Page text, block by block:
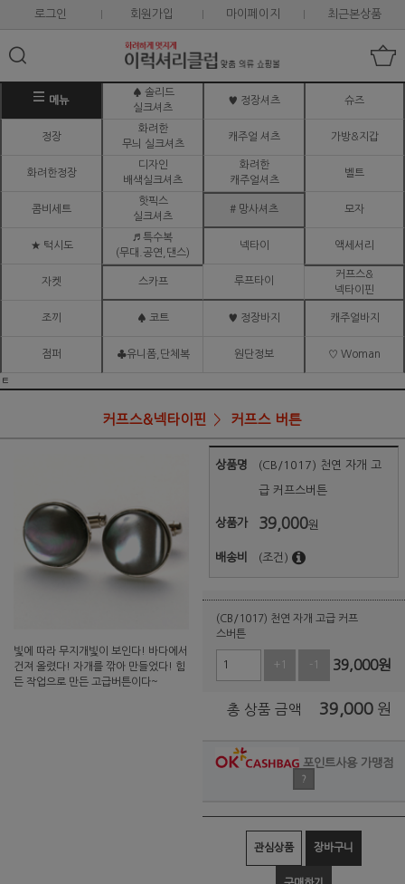
로그인 회원가입 마이페이지 최근본상품
메뉴
♠ 솔리드
실크셔츠
♥ 정장셔츠 슈즈
정장
화려한
무늬 실크셔츠
캐주얼 셔츠 가방&지갑
화려한정장
디자인
배색실크셔츠
화려한
캐주얼셔츠
벨트
콤비세트
핫픽스
실크셔츠
# 망사셔츠 모자
★ 턱시도
♬ 특수복
(무대.공연,댄스)
넥타이 액세서리
자켓 스카프 루프타이
커프스&
넥타이핀
조끼 ♠ 코트 ♥ 정장바지 캐주얼바지
점퍼 ♣유니폼,단체복 원단정보 ♡ Woman
ㅌ
커프스&넥타이핀 커프스 버튼
빛에 따라 무지개빛이 보인다! 바다에서
건져 올렸다! 자개를 깎아 만들었다! 힘
든 작업으로 만든 고급버튼이다~
상품명 (CB/1017) 천연 자개 고
급 커프스버튼
상품가 39,000원
배송비 (조건)
(CB/1017) 천연 자개 고급 커프
스버튼
+1 -1 39,000원
총 상품 금액 39,000 원
포인트사용 가맹점
?
관심상품 장바구니